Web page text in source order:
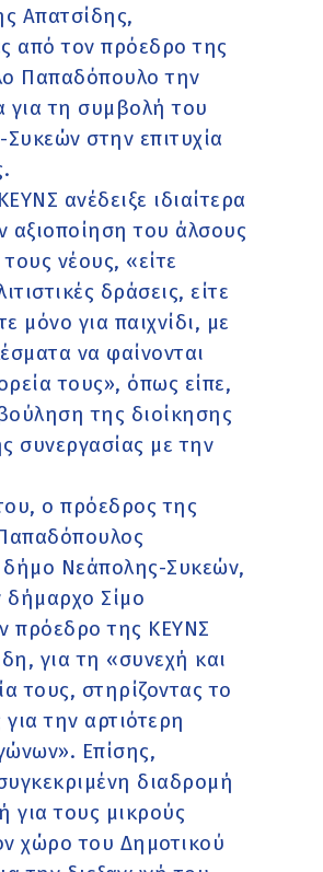
Απατσίδης,
από τον πρόεδρο της
Παπαδόπουλο την
για τη συμβολή του
στην επιτυχία
ανέδειξε ιδιαίτερα
αξιοποίηση του άλσους
νέους, «είτε
δράσεις, είτε
μόνο για παιχνίδι, με
να φαίνονται
τους», όπως είπε,
της διοίκησης
συνεργασίας με την
ο πρόεδρος της
δήμο Νεάπολης-Συκεών,
δήμαρχο Σίμο
πρόεδρο της ΚΕΥΝΣ
για τη «συνεχή και
τους, στηρίζοντας το
την αρτιότερη
Επίσης,
διαδρομή
για τους μικρούς
χώρο του Δημοτικού